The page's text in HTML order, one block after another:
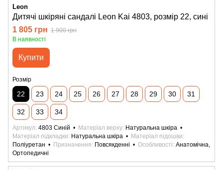
Leon
Дитячі шкіряні сандалі Leon Kai 4803, розмір 22, сині
1 805 грн 1 900 грн
В наявності
Купити
Розмір
22 23 24 25 26 27 28 29 30 31
32 33 34
Артикул 4803 Синій Матеріал верху Натуральна шкіра
Матеріал підкладки
Натуральна шкіра
Матеріал підошви
Поліуретан
Призначення Повсякденні Особливості Анатомічна,
Ортопедичні